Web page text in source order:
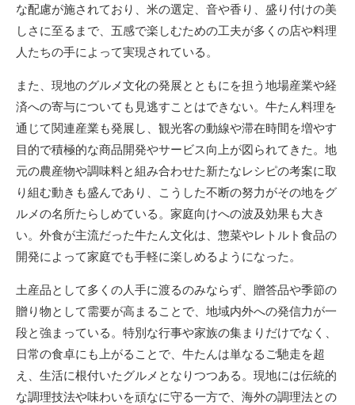
な配慮が施されており、米の選定、音や香り、盛り付けの美
しさに至るまで、五感で楽しむための工夫が多くの店や料理
人たちの手によって実現されている。
また、現地のグルメ文化の発展とともにを担う地場産業や経
済への寄与についても見逃すことはできない。牛たん料理を
通じて関連産業も発展し、観光客の動線や滞在時間を増やす
目的で積極的な商品開発やサービス向上が図られてきた。地
元の農産物や調味料と組み合わせた新たなレシピの考案に取
り組む動きも盛んであり、こうした不断の努力がその地をグ
ルメの名所たらしめている。家庭向けへの波及効果も大き
い。外食が主流だった牛たん文化は、惣菜やレトルト食品の
開発によって家庭でも手軽に楽しめるようになった。
土産品として多くの人手に渡るのみならず、贈答品や季節の
贈り物として需要が高まることで、地域内外への発信力が一
段と強まっている。特別な行事や家族の集まりだけでなく、
日常の食卓にも上がることで、牛たんは単なるご馳走を超
え、生活に根付いたグルメとなりつつある。現地には伝統的
な調理技法や味わいを頑なに守る一方で、海外の調理法との